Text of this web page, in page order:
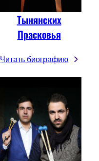
Тынянских
Прасковья
Читать биографию